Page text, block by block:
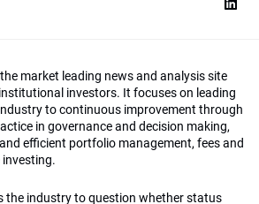
market leading news and analysis site
investors. It focuses on leading
to continuous improvement through
in governance and decision making,
efficient portfolio management, fees and
the industry to question whether status